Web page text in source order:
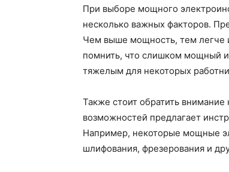
При выборе мощного
несколько важных факторов.
Чем выше мощность, тем легче
помнить, что слишком мощный
тяжелым для некоторых
Также стоит обратить
возможностей предлагает
Например, некоторые мощные
шлифования, фрезерования и